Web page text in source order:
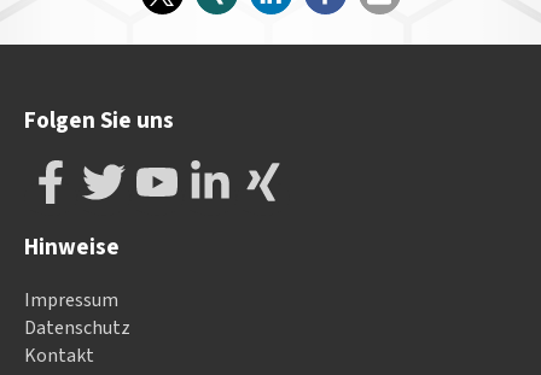
Folgen Sie uns
Hinweise
Impressum
Datenschutz
Kontakt